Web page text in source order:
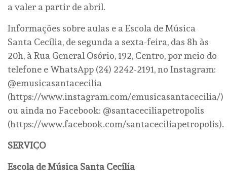
a valer a partir de abril.
Informações sobre aulas e a Escola de Música
Santa Cecília, de segunda a sexta-feira, das 8h às
20h, à Rua General Osório, 192, Centro, por meio do
telefone e WhatsApp (24) 2242-2191, no Instagram:
@emusicasantacecilia
(https://www.instagram.com/emusicasantacecilia/)
ou ainda no Facebook: @santaceciliapetropolis
(https://www.facebook.com/santaceciliapetropolis).
SERVIÇO
Escola de Música Santa Cecília